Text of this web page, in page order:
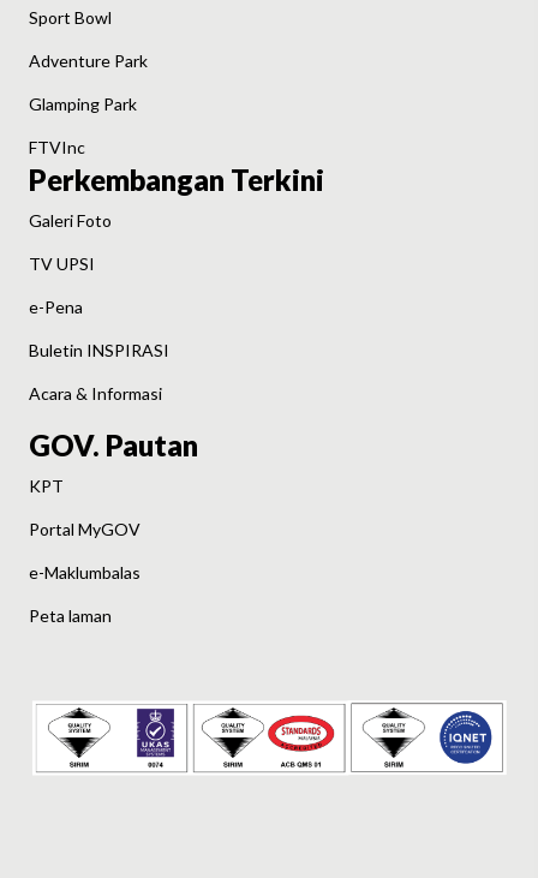
Sport Bowl
Adventure Park
Glamping Park
FTVInc
Perkembangan Terkini
Galeri Foto
TV UPSI
e-Pena
Buletin INSPIRASI
Acara & Informasi
GOV. Pautan
KPT
Portal MyGOV
e-Maklumbalas
Peta laman